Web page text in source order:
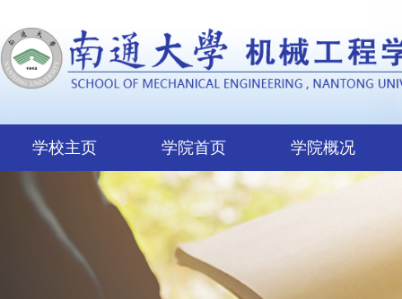
学校主页 学院首页 学院概况